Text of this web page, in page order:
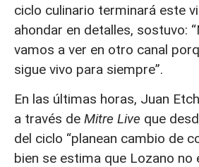
ciclo culinario terminará este
ahondar en detalles, sostuvo:
vamos a ver en otro canal
sigue vivo para siempre”.
En las últimas horas, Juan
a través de Mitre Live que
del ciclo “planean cambio de
bien se estima que Lozano no